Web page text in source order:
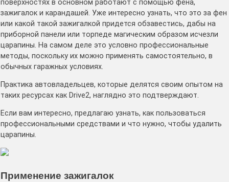
поверхностях в основном работают с помощью фена,
зажигалок и карандашей. Уже интересно узнать, что это за фен
или какой такой зажигалкой придется обзавестись, дабы на
приборной панели или торпеде магическим образом исчезли
царапины. На самом деле это условно профессиональные
методы, поскольку их можно применять самостоятельно, в
обычных гаражных условиях.
Практика автовладельцев, которые делятся своим опытом на
таких ресурсах как Drive2, наглядно это подтверждают.
Если вам интересно, предлагаю узнать, как пользоваться
профессиональными средствами и что нужно, чтобы удалить
царапины.
Применение зажигалок